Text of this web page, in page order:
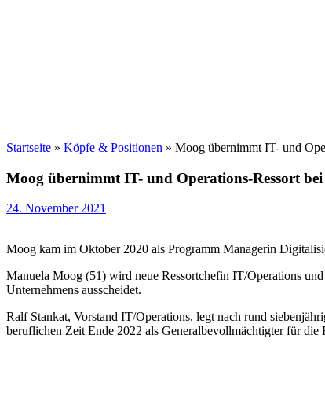
Startseite » Köpfe & Positionen » Moog übernimmt IT- und
Moog übernimmt IT- und Operations-Ressort
24. November 2021
Moog kam im Oktober 2020 als Programm Managerin
Manuela Moog (51) wird neue Ressortchefin IT/Operations
Unternehmens ausscheidet.
Ralf Stankat, Vorstand IT/Operations, legt nach rund
beruflichen Zeit Ende 2022 als Generalbevollmächtigter für die